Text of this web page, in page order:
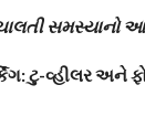
ચાલતી સમસ્યાનો
ટુ-વ્હીલર અને